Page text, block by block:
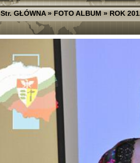
Str. GŁÓWNA»FOTO ALBUM»ROK